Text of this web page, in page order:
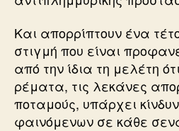
Και απορρίπτουν ένα
στιγμή που είναι
από την ίδια τη μελέτη
ρέματα, τις λεκάνες
ποταμούς, υπάρχει
φαινόμενων σε κάθε